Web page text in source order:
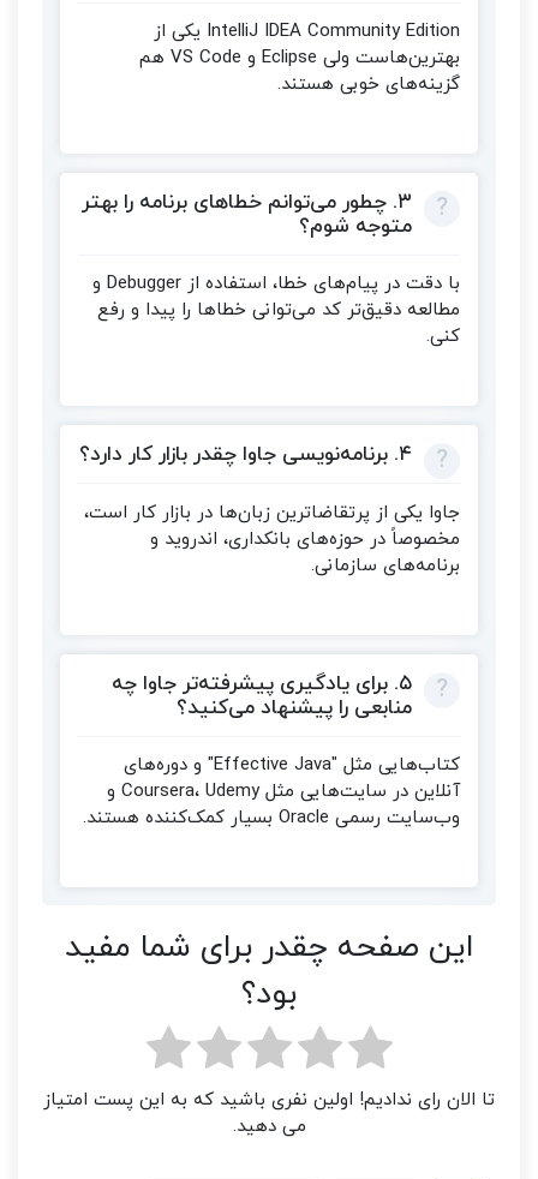
IntelliJ IDEA Community Edition یکی از
بهترین‌هاست ولی Eclipse و VS Code هم
گزینه‌های خوبی هستند.
۳. چطور می‌توانم خطاهای برنامه را بهتر
متوجه شوم؟
با دقت در پیام‌های خطا، استفاده از Debugger و
مطالعه دقیق‌تر کد می‌توانی خطاها را پیدا و رفع
کنی.
۴. برنامه‌نویسی جاوا چقدر بازار کار دارد؟
جاوا یکی از پرتقاضاترین زبان‌ها در بازار کار است،
مخصوصاً در حوزه‌های بانکداری، اندروید و
برنامه‌های سازمانی.
۵. برای یادگیری پیشرفته‌تر جاوا چه
منابعی را پیشنهاد می‌کنید؟
کتاب‌هایی مثل "Effective Java" و دوره‌های
آنلاین در سایت‌هایی مثل Coursera، Udemy و
وب‌سایت رسمی Oracle بسیار کمک‌کننده هستند.
این صفحه چقدر برای شما مفید
بود؟
تا الان رای ندادیم! اولین نفری باشید که به این پست امتیاز
می دهید.